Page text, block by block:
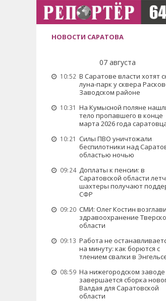
НОВОСТИ САРАТОВА
07 августа
10:52 В Саратове власти хотят
луна-парк у сквера
Заводском районе
10:31 На Кумысной поляне
тело пропавшего в конце
марта 2026 года
10:21 Силы ПВО уничтожали
беспилотники над
областью ночью
09:24 Доплаты к пенсии: в
Саратовской области
шахтеры получают
СФР
09:20 СМИ: Олег Костин
здравоохранение
области
09:13 Работа не
на минуту: как борются с
тлением свалки в
08:59 На нижегородском заводе
завершается сборка
Валдая для Саратовской
области